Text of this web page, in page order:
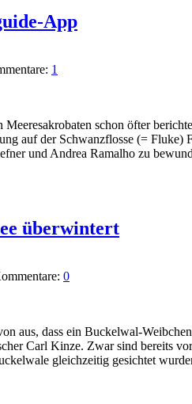
App
1
schon öfter
auf der Schwanzflosse (=
und Andrea Ramalho zu
überwintert
0
aus, dass ein Buckelwal-
Carl Kinze. Zwar sind bereits
gleichzeitig gesichtet